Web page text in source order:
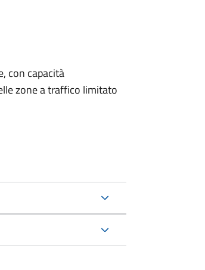
con capacità
zone a traffico limitato